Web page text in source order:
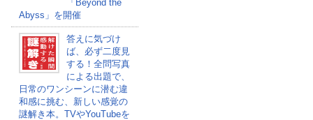
「Beyond the
Abyss」を開催
答えに気づけ
ば、必ず二度見
する！全問写真
による出題で、
日常のワンシーンに潜む違
和感に挑む、新しい感覚の
謎解き本。TVやYouTubeを